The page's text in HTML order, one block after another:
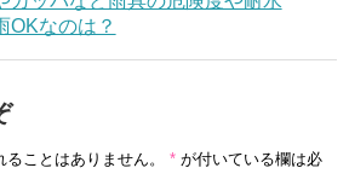
OKなのは？
ことはありません。 * が付いている欄は必